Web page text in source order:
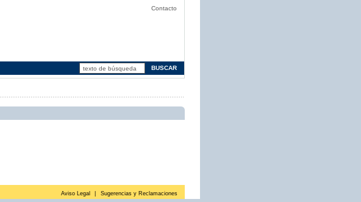
Contacto
Aviso Legal Sugerencias y Reclamaciones